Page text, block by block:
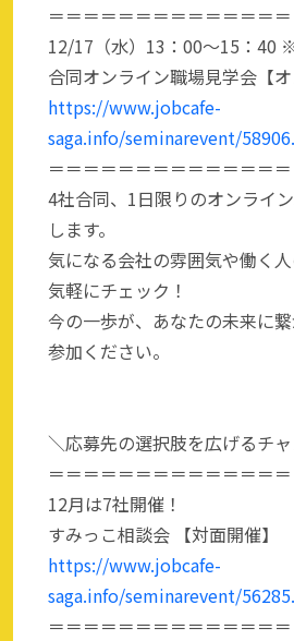
＝＝＝＝＝＝＝＝＝＝＝＝＝＝
12/17（水）13：00～15：40
合同オンライン職場見学会【オ
https://www.jobcafe-
saga.info/seminarevent/
＝＝＝＝＝＝＝＝＝＝＝＝＝＝
4社合同、1日限りのオンライ
します。
気になる会社の雰囲気や働く
気軽にチェック！
今の一歩が、あなたの未来に
参加ください。
＼応募先の選択肢を広げるチ
＝＝＝＝＝＝＝＝＝＝＝＝＝＝
12月は7社開催！
すみっこ相談会 【対面開催】
https://www.jobcafe-
saga.info/seminarevent/
＝＝＝＝＝＝＝＝＝＝＝＝＝＝